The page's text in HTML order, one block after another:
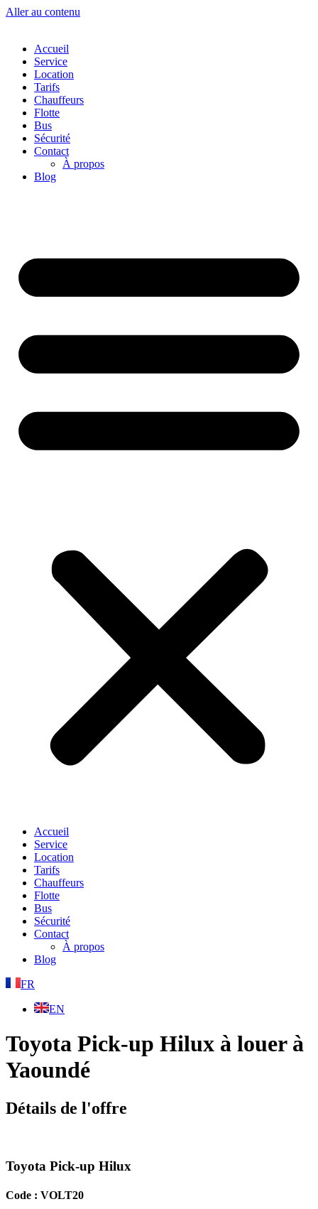
Aller au contenu
Accueil
Service
Location
Tarifs
Chauffeurs
Flotte
Bus
Sécurité
Contact
À propos
Blog
Accueil
Service
Location
Tarifs
Chauffeurs
Flotte
Bus
Sécurité
Contact
À propos
Blog
FR
EN
Toyota Pick-up Hilux à louer à
Yaoundé
Détails de l'offre
Toyota Pick-up Hilux
Code : VOLT20